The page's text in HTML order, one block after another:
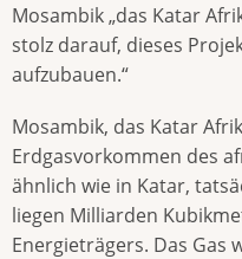
Mosambik „das Katar
stolz darauf, dieses
aufzubauen.“
Mosambik, das Katar
Erdgasvorkommen des
ähnlich wie in Katar,
liegen Milliarden
Energieträgers. Das Gas